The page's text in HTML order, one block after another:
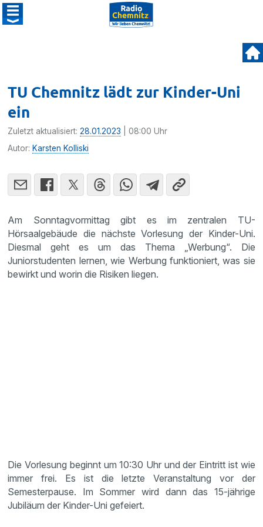
TU Chemnitz lädt zur Kinder-Uni
ein
Zuletzt aktualisiert:28.01.2023 | 08:00 Uhr
Autor: Karsten Kolliski
Am Sonntagvormittag gibt es im zentralen TU-
Hörsaalgebäude die nächste Vorlesung der Kinder-Uni.
Diesmal geht es um das Thema „Werbung“. Die
Juniorstudenten lernen, wie Werbung funktioniert, was sie
bewirkt und worin die Risiken liegen.
Die Vorlesung beginnt um 10:30 Uhr und der Eintritt ist wie
immer frei. Es ist die letzte Veranstaltung vor der
Semesterpause. Im Sommer wird dann das 15-jährige
Jubiläum der Kinder-Uni gefeiert.